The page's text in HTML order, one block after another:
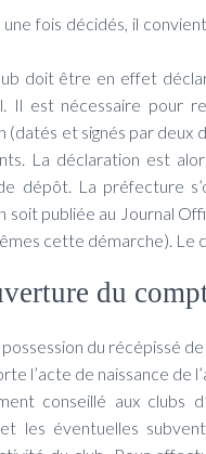
fois décidés, il
doit être en effet
Il est nécessaire pour
(datés et signés par
La déclaration est
dépôt. La préfecture
soit publiée au Journal
cette démarche). Le
du
du récépissé
l’acte de naissance de
conseillé aux clubs
les éventuelles